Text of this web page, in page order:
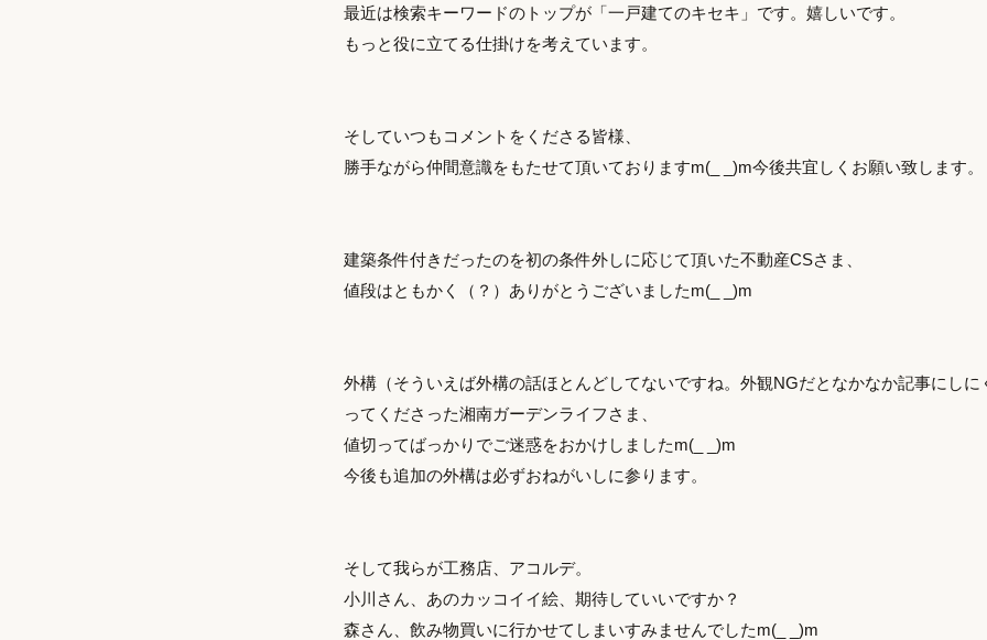
最近は検索キーワードのトップが「一戸建てのキセキ」です。嬉しいです。
もっと役に立てる仕掛けを考えています。
そしていつもコメントをくださる皆様、
勝手ながら仲間意識をもたせて頂いておりますm(_ _)m今後共宜しくお願い致します。
建築条件付きだったのを初の条件外しに応じて頂いた不動産CSさま、
値段はともかく（？）ありがとうございましたm(_ _)m
外構（そういえば外構の話ほとんどしてないですね。外観NGだとなかなか記事にしに
ってくださった湘南ガーデンライフさま、
値切ってばっかりでご迷惑をおかけしましたm(_ _)m
今後も追加の外構は必ずおねがいしに参ります。
そして我らが工務店、アコルデ。
小川さん、あのカッコイイ絵、期待していいですか？
森さん、飲み物買いに行かせてしまいすみませんでしたm(_ _)m